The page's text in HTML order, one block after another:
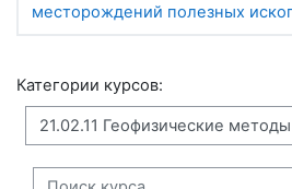
месторождений полезных
Категории курсов:
Поиск курса